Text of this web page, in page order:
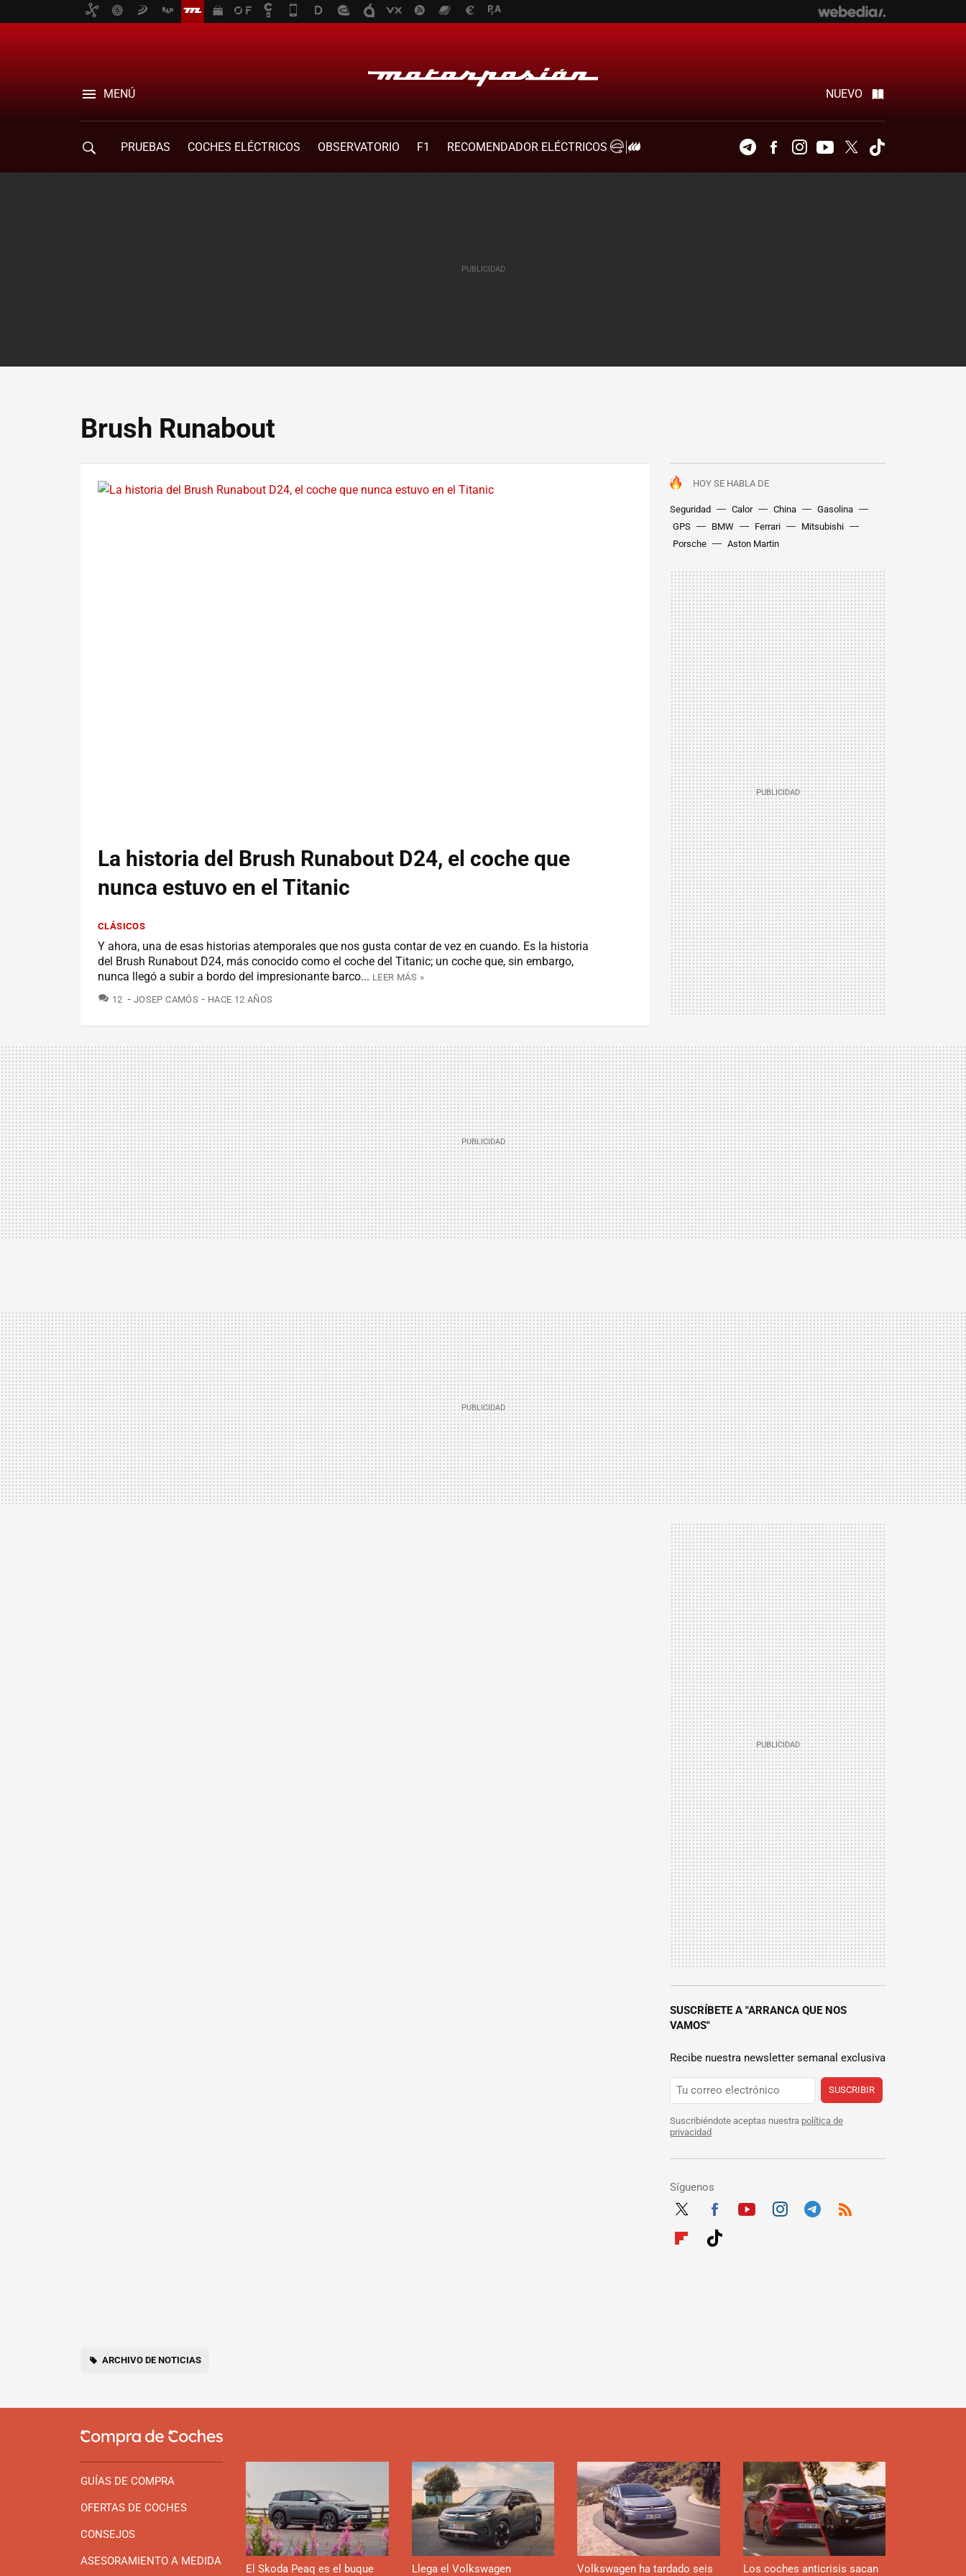
MENÚ NUEVO
PRUEBAS COCHES ELÉCTRICOS OBSERVATORIO F1
RECOMENDADOR ELÉCTRICOS
TelegramFacebookInstagramYoutubeTwitter
Brush Runabout
HOY SE HABLA DE
Seguridad Calor China
Gasolina
GPS
BMW Ferrari
Mitsubishi
Porsche
Aston Martin
La historia del Brush Runabout D24, el coche que
nunca estuvo en el Titanic
CLÁSICOS
Y ahora, una de esas historias atemporales que nos gusta contar de vez en cuando. Es la historia
del Brush Runabout D24, más conocido como el coche del Titanic; un coche que, sin embargo,
nunca llegó a subir a bordo del impresionante barco... LEER MÁS »
12 COMENTARIOS
JOSEP CAMÓS HACE 12 AÑOS
SUSCRÍBETE A "ARRANCA QUE NOS
VAMOS"
Recibe nuestra newsletter semanal exclusiva
SUSCRIBIR
Suscribiéndote aceptas nuestra política de
privacidad
Síguenos
Twit
Fac
ARCHIVO DE NOTICIAS
GUÍAS DE COMPRA
OFERTAS DE COCHES
CONSEJOS
ASESORAMIENTO A MEDIDA
El Skoda Peaq es el buque Llega el Volkswagen Volkswagen ha tardado seis Los coches anticrisis sacan